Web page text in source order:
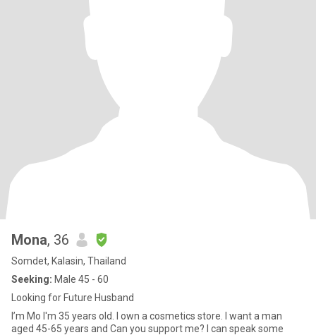
Mona, 36
Somdet, Kalasin, Thailand
Seeking: Male 45 - 60
Looking for Future Husband
I’m Mo I'm 35 years old. I own a cosmetics store. I want a man
aged 45-65 years and Can you support me? I can speak some